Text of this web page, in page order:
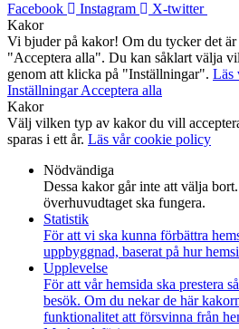
Facebook
Instagram
X-twitter
Kakor
Vi bjuder på kakor! Om du tycker det
"Acceptera alla". Du kan såklart välja
genom att klicka på "Inställningar". Läs
InställningarAcceptera alla
Kakor
Välj vilken typ av kakor du vill
sparas i ett år. Läs vår cookie policy
Nödvändiga
Dessa kakor går inte att välja
överhuvudtaget ska fungera.
Statistik
För att vi ska kunna förbättra
uppbyggnad, baserat på hur
Upplevelse
För att vår hemsida ska prestera
besök. Om du nekar de här
funktionalitet att försvinna från